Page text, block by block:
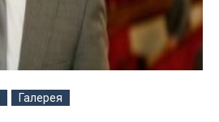
Галерея